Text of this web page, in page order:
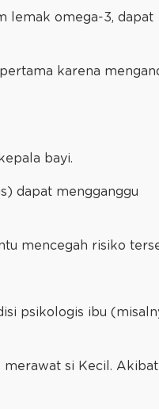
lemak omega-3, dapat
karena
bayi.
dapat mengganggu
mencegah risiko
psikologis ibu
si Kecil.